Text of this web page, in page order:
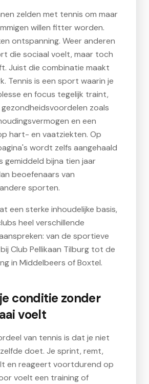
zelden met tennis om maar
willen fitter worden.
ontspanning. Weer anderen
die sociaal voelt, maar toch
Juist die combinatie maakt
Tennis is een sport waarin je
en focus tegelijk traint,
zoals
en een
hart- en vaatziekten. Op
wordt zelfs aangehaald
gemiddeld bijna tien jaar
beoefenaars van
sporten.
een sterke inhoudelijke basis,
heel verschillende
van de sportieve
Club Pellikaan Tilburg tot de
in Middelbeers of Boxtel.
conditie zonder
voelt
van tennis is dat je niet
doet. Je sprint, remt,
en reageert voortdurend op
voelt een training of